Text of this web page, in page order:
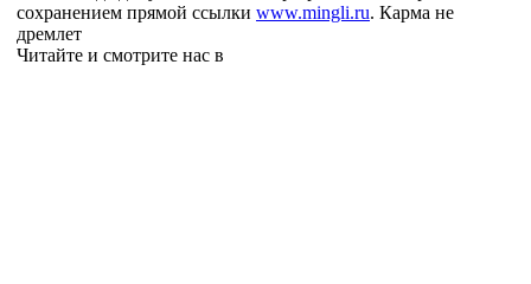
сохранением прямой ссылки www.mingli.ru. Карма не
дремлет
Читайте и смотрите нас в